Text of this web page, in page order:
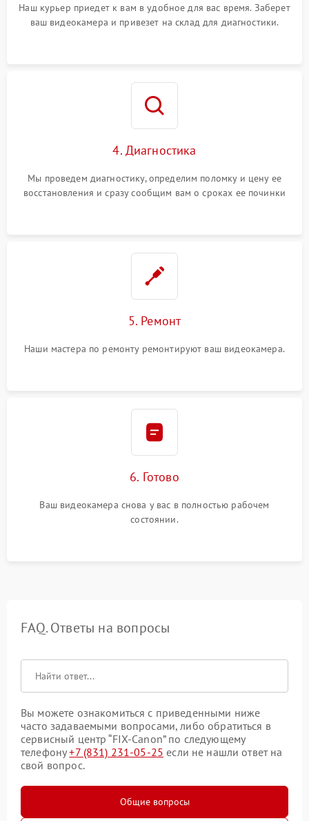
Наш курьер приедет к вам в удобное для вас время. Заберет
ваш видеокамера и привезет на склад для диагностики.
4. Диагностика
Мы проведем диагностику, определим поломку и цену ее
восстановления и сразу сообщим вам о сроках ее починки
5. Ремонт
Наши мастера по ремонту ремонтируют ваш видеокамера.
6. Готово
Ваш видеокамера снова у вас в полностью рабочем
состоянии.
FAQ. Ответы на вопросы
Вы можете ознакомиться с приведенными ниже
часто задаваемыми вопросами, либо обратиться в
сервисный центр “FIX-Canon” по следующему
телефону+7 (831) 231-05-25 если не нашли ответ на
свой вопрос.
Общие вопросы